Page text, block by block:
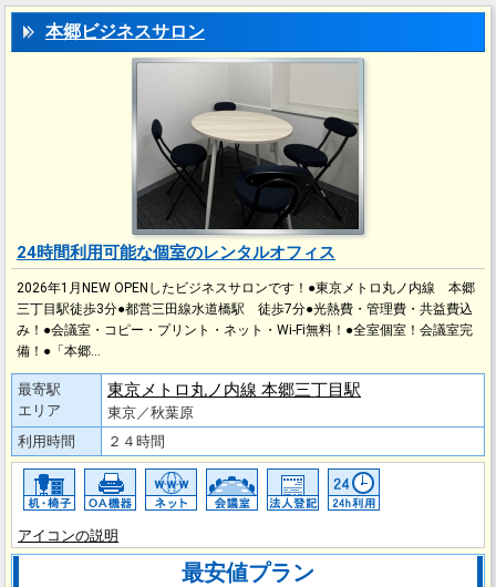
本郷ビジネスサロン
24時間利用可能な個室のレンタルオフィス
2026年1月NEW OPENしたビジネスサロンです！●東京メトロ丸ノ内線 本郷
三丁目駅徒歩3分●都営三田線水道橋駅 徒歩7分●光熱費・管理費・共益費込
み！●会議室・コピー・プリント・ネット・Wi-Fi無料！●全室個室！会議室完
備！●「本郷…
最寄駅
エリア
東京メトロ丸ノ内線 本郷三丁目駅
東京／秋葉原
利用時間
２４時間
アイコンの説明
最安値プラン